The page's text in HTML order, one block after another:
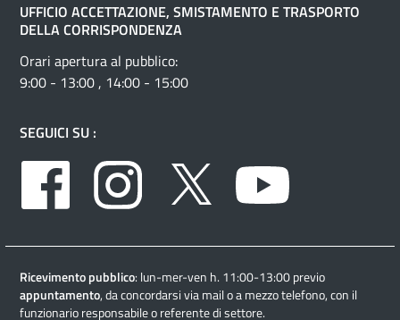
UFFICIO ACCETTAZIONE, SMISTAMENTO E TRASPORTO
DELLA CORRISPONDENZA
Orari apertura al pubblico:
9:00 - 13:00 , 14:00 - 15:00
SEGUICI SU :
Facebook
Instagram Twitter
Ricevimento pubblico: lun-mer-ven h. 11:00-13:00 previo
appuntamento, da concordarsi via mail o a mezzo telefono, con il
funzionario responsabile o referente di settore.